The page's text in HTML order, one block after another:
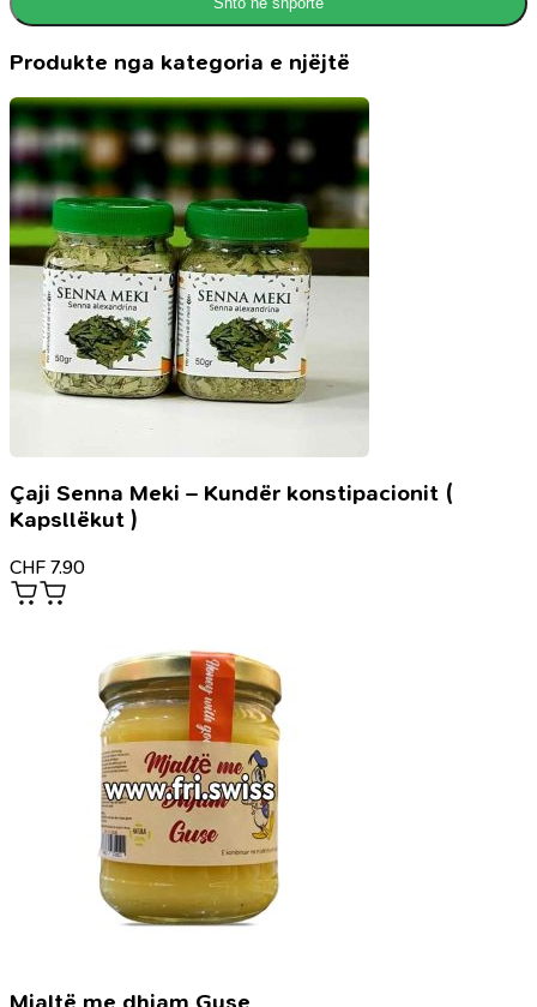
Produkte nga kategoria e njëjtë
Çaji Senna Meki – Kundër konstipacionit (
Kapsllëkut )
CHF 7.90